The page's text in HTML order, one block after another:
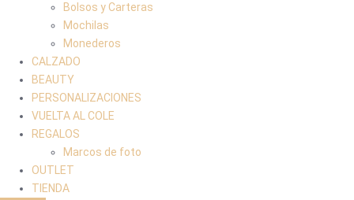
Bolsos y Carteras
Mochilas
Monederos
CALZADO
BEAUTY
PERSONALIZACIONES
VUELTA AL COLE
REGALOS
Marcos de foto
OUTLET
TIENDA